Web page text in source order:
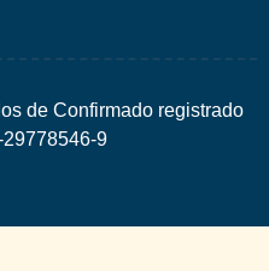
de Confirmado registrado
9